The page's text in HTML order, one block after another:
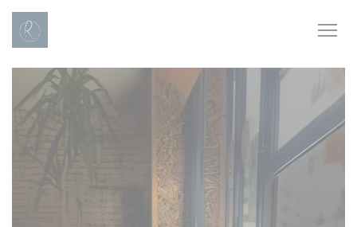
Panel pro správu cookies